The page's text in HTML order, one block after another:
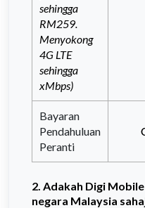
sehingga
RM259.
Menyokong
4G LTE
sehingga
xMbps)
Bayaran
Pendahuluan
Peranti
2. Adakah Digi
negara Malaysia